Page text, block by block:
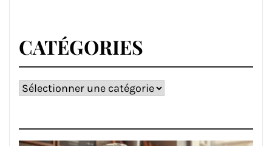
CATÉGORIES
Catégories